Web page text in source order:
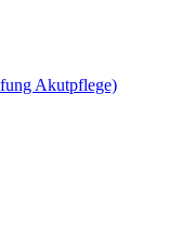
Akutpflege)